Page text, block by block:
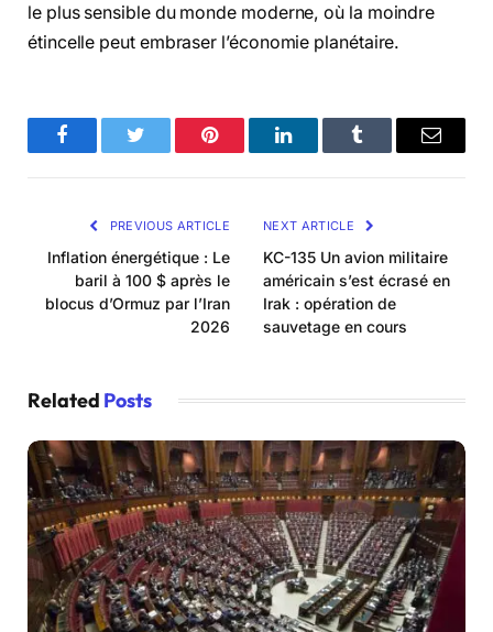
le plus sensible du monde moderne, où la moindre
étincelle peut embraser l’économie planétaire.
FacebookTwitter Pinterest LinkedInTumblr Email
PREVIOUS ARTICLE
Inflation énergétique : Le
baril à 100 $ après le
blocus d’Ormuz par l’Iran
2026
NEXT ARTICLE
KC-135 Un avion militaire
américain s’est écrasé en
Irak : opération de
sauvetage en cours
Related Posts